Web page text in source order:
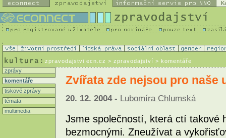
zpravodajstvi.ecn.cz > zpravodajství > komentáře
zprávy
komentáře
tiskové zprávy
témata
multimedia
Zvířata zde nejsou pro naše
20. 12. 2004 - Lubomíra Chlumská
Jsme společností, která ctí takové
bezmocnými. Zneužívat a